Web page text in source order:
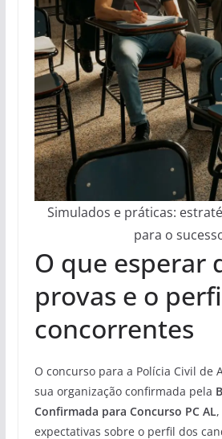
Simulados e práticas:
para o
O que esperar
provas e o
concorrentes
O concurso para a Polícia Civil de
sua organização confirmada pela
Confirmada para Concurso PC AL,
expectativas sobre o perfil dos